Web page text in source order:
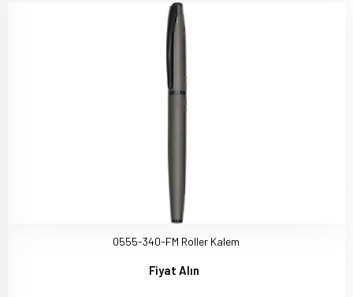
0555-340-FM Roller Kalem
Fiyat Alın